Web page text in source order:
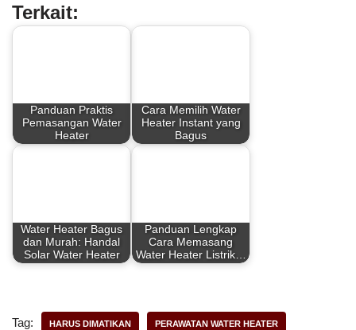
c
o
o e
A
p
Terkait:
Panduan Praktis
Pemasangan Water
Heater
Cara Memilih Water
Heater Instant yang
Bagus
Water Heater Bagus
dan Murah: Handal
Solar Water Heater
Panduan Lengkap
Cara Memasang
Water Heater Listrik…
Tag: HARUS DIMATIKAN PERAWATAN WATER HEATER